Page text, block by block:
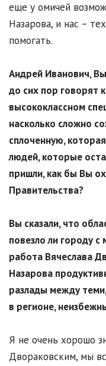
еще у омичей
Назарова, и нас –
помогать.
Андрей Иванович,
до сих пор говорят
высококлассном
насколько сложно
сплоченную,
людей, которые
пришли, как бы Вы
Правительства?
Вы сказали, что
повезло ли городу с
работа Вячеслава
Назарова
разлады между
в регионе,
Я не очень хорошо
Двораковским, мы